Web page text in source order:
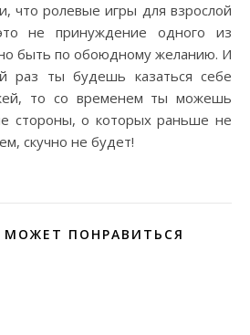
что ролевые игры для взрослой
не принуждение одного из
быть по обоюдному желанию. И
раз ты будешь казаться себе
то со временем ты можешь
стороны, о которых раньше не
скучно не будет!
ПОНРАВИТЬСЯ